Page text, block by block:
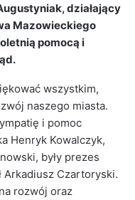
działający
Mazowieckiego
pomocą i
wszystkim,
naszego miasta.
i pomoc
Henryk Kowalczyk,
były prezes
Arkadiusz Czartoryski.
rozwój oraz